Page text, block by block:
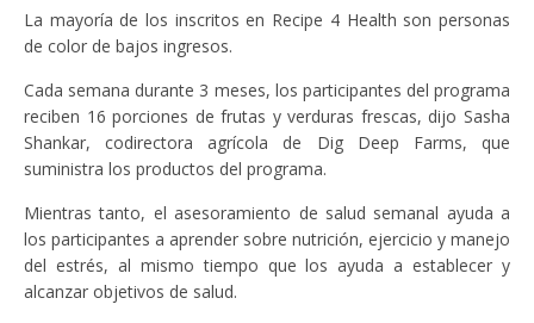
La mayoría de los inscritos en Recipe 4 Health son personas
de color de bajos ingresos.
Cada semana durante 3 meses, los participantes del programa
reciben 16 porciones de frutas y verduras frescas, dijo Sasha
Shankar, codirectora agrícola de Dig Deep Farms, que
suministra los productos del programa.
Mientras tanto, el asesoramiento de salud semanal ayuda a
los participantes a aprender sobre nutrición, ejercicio y manejo
del estrés, al mismo tiempo que los ayuda a establecer y
alcanzar objetivos de salud.